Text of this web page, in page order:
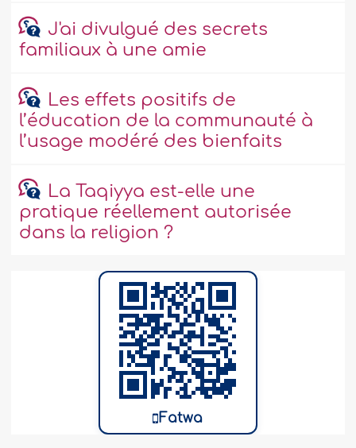
J'ai divulgué des secrets
familiaux à une amie
Les effets positifs de
l’éducation de la communauté à
l’usage modéré des bienfaits
La Taqiyya est-elle une
pratique réellement autorisée
dans la religion ?
Fatwa